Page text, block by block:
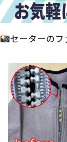
セーターの